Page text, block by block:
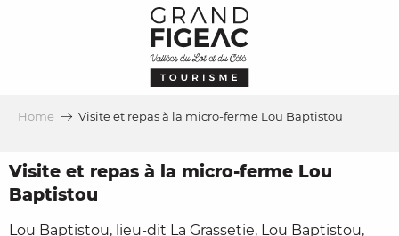
Home Visite et repas à la micro-ferme Lou Baptistou
Visite et repas à la micro-ferme Lou
Baptistou
Lou Baptistou, lieu-dit La Grassetie, Lou Baptistou,